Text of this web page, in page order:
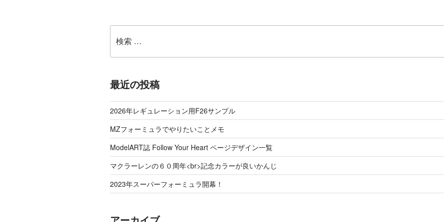
索:
最近の投稿
2026年レギュレーション用F26サンプル
MZフォーミュラでやりたいことメモ
ModelART誌 Follow Your Heart ページデザイン一覧
マクラーレンの６０周年<br>記念カラーが良いかんじ
2023年スーパーフォーミュラ開幕！